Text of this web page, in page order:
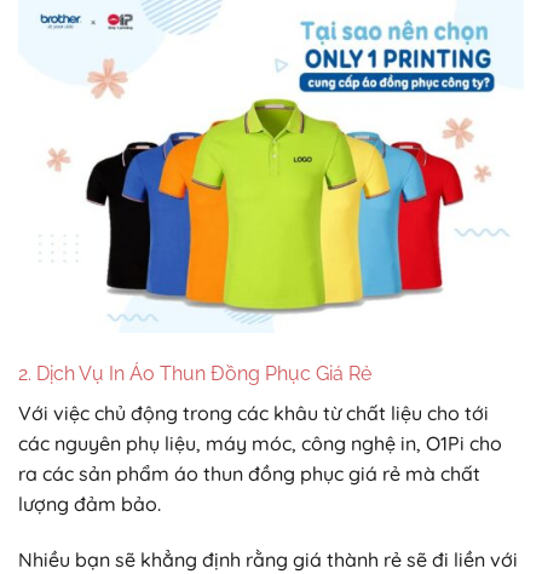
2. Dịch Vụ In Áo Thun Đồng Phục Giá Rẻ
Với việc chủ động trong các khâu từ chất liệu cho tới
các nguyên phụ liệu, máy móc, công nghệ in, O1Pi cho
ra các sản phẩm áo thun đồng phục giá rẻ mà chất
lượng đảm bảo.
Nhiều bạn sẽ khẳng định rằng giá thành rẻ sẽ đi liền với